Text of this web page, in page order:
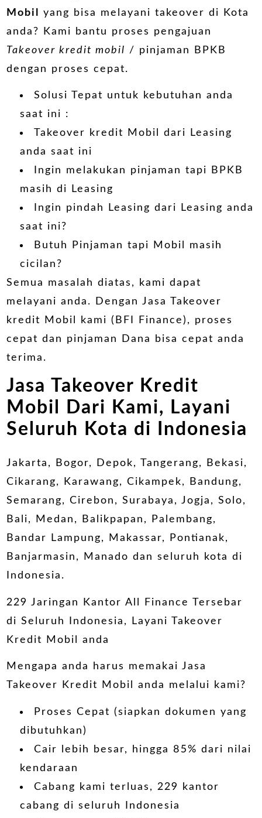
Mobil
yang bisa melayani takeover di Kota
anda? Kami bantu proses pengajuan
Takeover kredit mobil / pinjaman BPKB
dengan proses cepat.
Solusi Tepat untuk kebutuhan anda
saat ini :
Takeover kredit Mobil dari
Leasing
anda saat ini
Ingin melakukan pinjaman tapi BPKB
masih di Leasing
Ingin pindah Leasing dari Leasing anda
saat ini?
Butuh Pinjaman tapi Mobil masih
cicilan?
Semua masalah diatas, kami dapat
melayani anda. DenganJasa Takeover
kredit Mobil
kami (BFI Finance), proses
cepat dan pinjaman Dana bisa cepat anda
terima.
Jasa Takeover Kredit
Mobil Dari Kami, Layani
Seluruh Kota di Indonesia
Jakarta, Bogor, Depok, Tangerang, Bekasi,
Cikarang, Karawang, Cikampek, Bandung,
Semarang, Cirebon, Surabaya, Jogja, Solo,
Bali, Medan, Balikpapan, Palembang,
Bandar Lampung, Makassar, Pontianak,
Banjarmasin, Manado dan seluruh kota di
Indonesia.
229 Jaringan Kantor All Finance Tersebar
di Seluruh Indonesia, Layani Takeover
Kredit Mobil anda
Mengapa anda harus memakai Jasa
Takeover Kredit Mobil anda melalui kami?
Proses Cepat (siapkan dokumen yang
dibutuhkan)
Cair lebih besar, hingga 85% dari nilai
kendaraan
Cabang kami terluas, 229 kantor
cabang di seluruh Indonesia